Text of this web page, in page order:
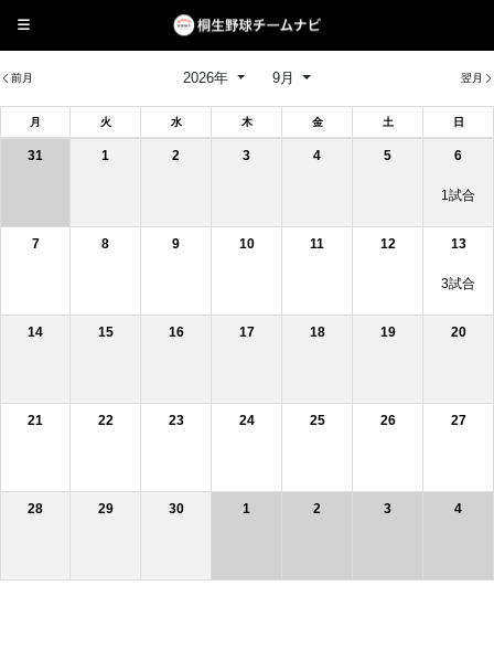
前月 2026年 9月 翌月
月 火 水 木 金 土 日
31 1 2 3 4 5 6
1試合
7 8 9 10 11 12 13
3試合
14 15 16 17 18 19 20
21 22 23 24 25 26 27
28 29 30 1 2 3 4